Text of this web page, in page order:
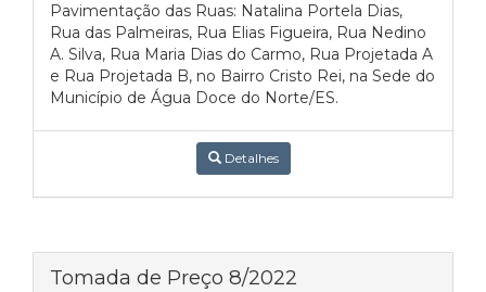
Pavimentação das Ruas: Natalina Portela Dias,
Rua das Palmeiras, Rua Elias Figueira, Rua Nedino
A. Silva, Rua Maria Dias do Carmo, Rua Projetada A
e Rua Projetada B, no Bairro Cristo Rei, na Sede do
Município de Água Doce do Norte/ES.
Detalhes
Tomada de Preço 8/2022